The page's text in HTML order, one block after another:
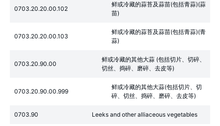
0703.20.20.00.102
鲜或冷藏的蒜苔及蒜苗(包括青蒜)(蒜
苗)
0703.20.20.00.103
鲜或冷藏的蒜苔及蒜苗(包括青蒜)(青
蒜)
0703.20.90.00
鲜或冷藏的其他大蒜 (包括切片、切碎、
切丝、捣碎、磨碎、去皮等)
0703.20.90.00.999
鲜或冷藏的其他大蒜(包括切片、切
碎、切丝、捣碎、磨碎、去皮等)
0703.90 Leeks and other alliaceous vegetables